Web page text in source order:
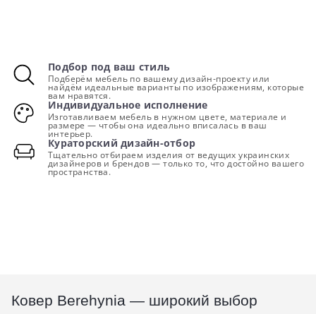
Подбор под ваш стиль
Подберём мебель по вашему дизайн-проекту или
найдём идеальные варианты по изображениям, которые
вам нравятся.
Индивидуальное исполнение
Изготавливаем мебель в нужном цвете, материале и
размере — чтобы она идеально вписалась в ваш
интерьер.
Кураторский дизайн-отбор
Тщательно отбираем изделия от ведущих украинских
дизайнеров и брендов — только то, что достойно вашего
пространства.
Ковер Berehynia — широкий выбор